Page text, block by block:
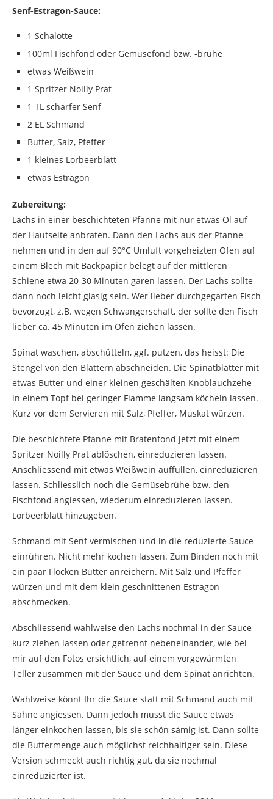
Senf-Estragon-Sauce:
1 Schalotte
100ml Fischfond oder Gemüsefond bzw. -brühe
etwas Weißwein
1 Spritzer Noilly Prat
1 TL scharfer Senf
2 EL Schmand
Butter, Salz, Pfeffer
1 kleines Lorbeerblatt
etwas Estragon
Zubereitung:
Lachs in einer beschichteten Pfanne mit nur etwas Öl auf
der Hautseite anbraten. Dann den Lachs aus der Pfanne
nehmen und in den auf 90°C Umluft vorgeheizten Ofen auf
einem Blech mit Backpapier belegt auf der mittleren
Schiene etwa 20-30 Minuten garen lassen. Der Lachs sollte
dann noch leicht glasig sein. Wer lieber durchgegarten Fisch
bevorzugt, z.B. wegen Schwangerschaft, der sollte den Fisch
lieber ca. 45 Minuten im Ofen ziehen lassen.
Spinat waschen, abschütteln, ggf. putzen, das heisst: Die
Stengel von den Blättern abschneiden. Die Spinatblätter mit
etwas Butter und einer kleinen geschälten Knoblauchzehe
in einem Topf bei geringer Flamme langsam köcheln lassen.
Kurz vor dem Servieren mit Salz, Pfeffer, Muskat würzen.
Die beschichtete Pfanne mit Bratenfond jetzt mit einem
Spritzer Noilly Prat ablöschen, einreduzieren lassen.
Anschliessend mit etwas Weißwein auffüllen, einreduzieren
lassen. Schliesslich noch die Gemüsebrühe bzw. den
Fischfond angiessen, wiederum einreduzieren lassen.
Lorbeerblatt hinzugeben.
Schmand mit Senf vermischen und in die reduzierte Sauce
einrühren. Nicht mehr kochen lassen. Zum Binden noch mit
ein paar Flocken Butter anreichern. Mit Salz und Pfeffer
würzen und mit dem klein geschnittenen Estragon
abschmecken.
Abschliessend wahlweise den Lachs nochmal in der Sauce
kurz ziehen lassen oder getrennt nebeneinander, wie bei
mir auf den Fotos ersichtlich, auf einem vorgewärmten
Teller zusammen mit der Sauce und dem Spinat anrichten.
Wahlweise könnt Ihr die Sauce statt mit Schmand auch mit
Sahne angiessen. Dann jedoch müsst die Sauce etwas
länger einkochen lassen, bis sie schön sämig ist. Dann sollte
die Buttermenge auch möglichst reichhaltiger sein. Diese
Version schmeckt auch richtig gut, da sie nochmal
einreduzierter ist.